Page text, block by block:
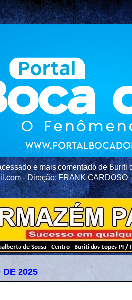
e mais comentado de
- Direção: FRANK CARDOSO
DE 2025